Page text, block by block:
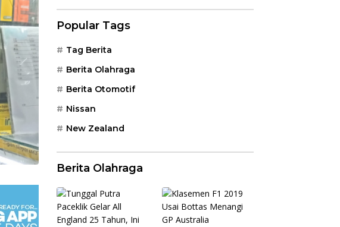
Popular Tags
Tag Berita
Berita Olahraga
Berita Otomotif
Nissan
New Zealand
Berita Olahraga